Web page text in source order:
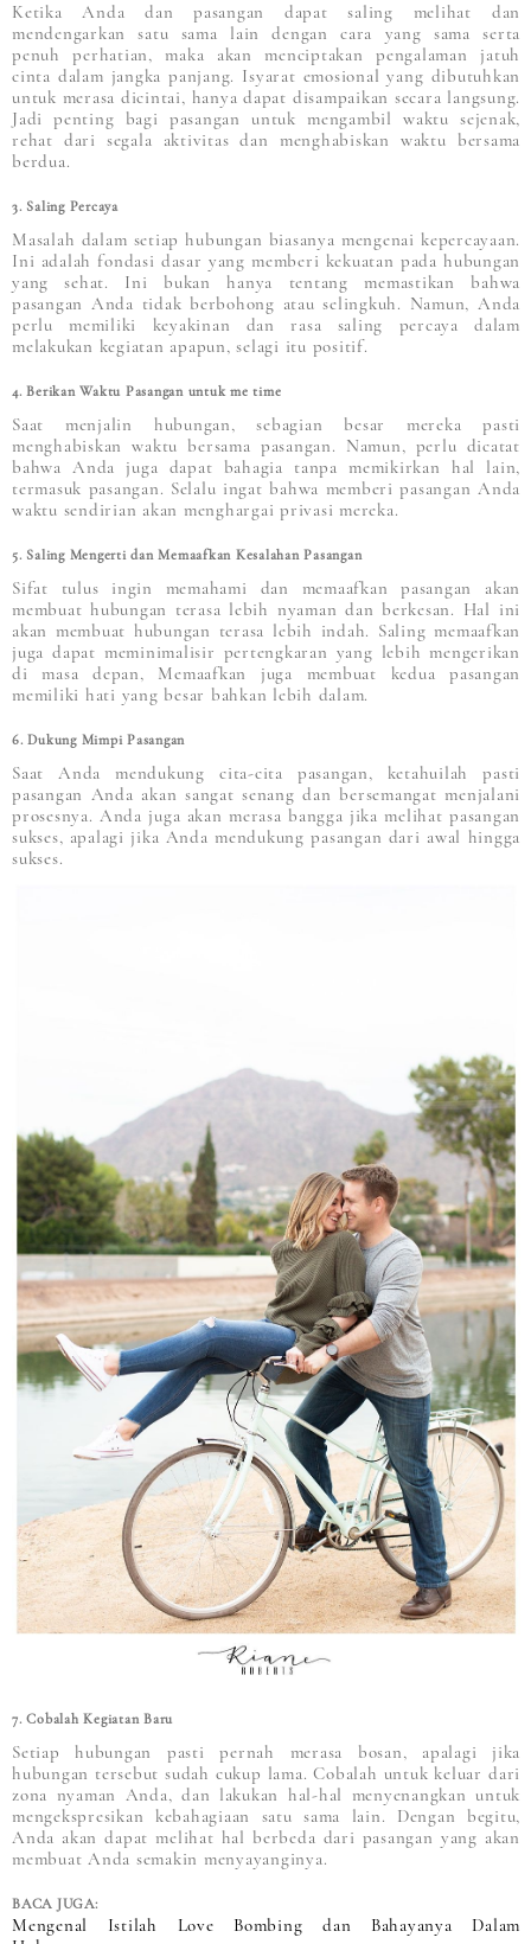
Ketika Anda dan pasangan dapat saling melihat dan
mendengarkan satu sama lain dengan cara yang sama serta
penuh perhatian, maka akan menciptakan pengalaman jatuh
cinta dalam jangka panjang. Isyarat emosional yang dibutuhkan
untuk merasa dicintai, hanya dapat disampaikan secara langsung.
Jadi penting bagi pasangan untuk mengambil waktu sejenak,
rehat dari segala aktivitas dan menghabiskan waktu bersama
berdua.
3. Saling Percaya
Masalah dalam setiap hubungan biasanya mengenai kepercayaan.
Ini adalah fondasi dasar yang memberi kekuatan pada hubungan
yang sehat. Ini bukan hanya tentang memastikan bahwa
pasangan Anda tidak berbohong atau selingkuh. Namun, Anda
perlu memiliki keyakinan dan rasa saling percaya dalam
melakukan kegiatan apapun, selagi itu positif.
4. Berikan Waktu Pasangan untuk me time
Saat menjalin hubungan, sebagian besar mereka pasti
menghabiskan waktu bersama pasangan. Namun, perlu dicatat
bahwa Anda juga dapat bahagia tanpa memikirkan hal lain,
termasuk pasangan. Selalu ingat bahwa memberi pasangan Anda
waktu sendirian akan menghargai privasi mereka.
5. Saling Mengerti dan Memaafkan Kesalahan Pasangan
Sifat tulus ingin memahami dan memaafkan pasangan akan
membuat hubungan terasa lebih nyaman dan berkesan. Hal ini
akan membuat hubungan terasa lebih indah. Saling memaafkan
juga dapat meminimalisir pertengkaran yang lebih mengerikan
di masa depan, Memaafkan juga membuat kedua pasangan
memiliki hati yang besar bahkan lebih dalam.
6. Dukung Mimpi Pasangan
Saat Anda mendukung cita-cita pasangan, ketahuilah pasti
pasangan Anda akan sangat senang dan bersemangat menjalani
prosesnya. Anda juga akan merasa bangga jika melihat pasangan
sukses, apalagi jika Anda mendukung pasangan dari awal hingga
sukses.
7. Cobalah Kegiatan Baru
Setiap hubungan pasti pernah merasa bosan, apalagi jika
hubungan tersebut sudah cukup lama. Cobalah untuk keluar dari
zona nyaman Anda, dan lakukan hal-hal menyenangkan untuk
mengekspresikan kebahagiaan satu sama lain. Dengan begitu,
Anda akan dapat melihat hal berbeda dari pasangan yang akan
membuat Anda semakin menyayanginya.
BACA JUGA:
Mengenal Istilah Love Bombing dan Bahayanya Dalam